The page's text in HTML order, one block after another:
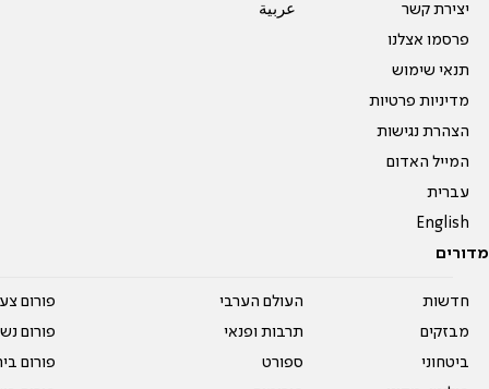
יצירת קשר
פרסמו אצלנו
תנאי שימוש
מדיניות פרטיות
הצהרת נגישות
המייל האדום
עברית
English
عربية
מדורים
חדשות
מבזקים
ביטחוני
העולם הערבי
תרבות ופנאי
ספורט
פורום
פורום
פורום